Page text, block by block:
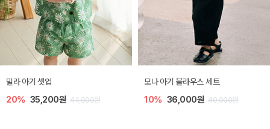
밀라 아기 셋업
20% 35,200원 44,000원
모나 아기 블라우스 세트
10% 36,000원 40,000원